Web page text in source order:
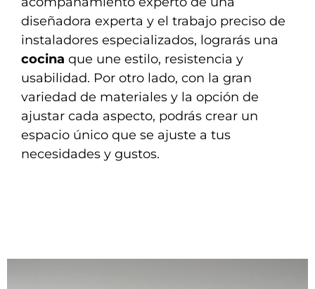
diseñadora experta y el trabajo preciso de
instaladores especializados, lograrás una
cocina que une estilo, resistencia y
usabilidad. Por otro lado, con la gran
variedad de materiales y la opción de
ajustar cada aspecto, podrás crear un
espacio único que se ajuste a tus
necesidades y gustos.